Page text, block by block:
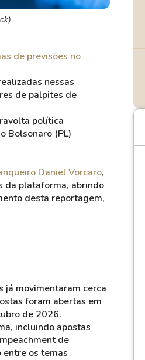
de previsões no
nessas
de palpites de
política
Bolsonaro (PL)
Daniel Vorcaro,
da plataforma, abrindo
desta reportagem,
já movimentaram cerca
foram abertas em
de 2026.
incluindo apostas
de
os temas